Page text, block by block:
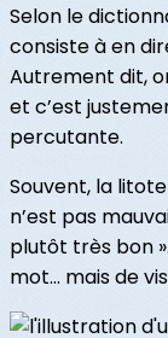
Selon le
consiste à en
Autrement dit,
et c’est
percutante.
Souvent, la
n’est pas
plutôt très bon
mot… mais de